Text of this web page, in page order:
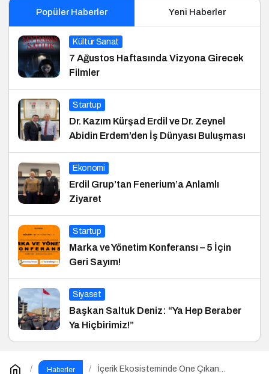
Popüler Haberler Yeni Haberler
Kültür Sanat
7 Ağustos Haftasında Vizyona Girecek
Filmler
Startup
Dr. Kazım Kürşad Erdil ve Dr. Zeynel
Abidin Erdem’den İş Dünyası Buluşması
Ekonomi
Erdil Grup’tan Fenerium’a Anlamlı
Ziyaret
Startup
Marka ve Yönetim Konferansı – 5 İçin
Geri Sayım!
Siyaset
Başkan Saltuk Deniz: “Ya Hep Beraber
Ya Hiçbirimiz!”
Haberler
İçerik Ekosisteminde Öne Çıkan